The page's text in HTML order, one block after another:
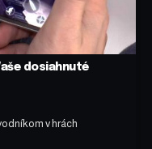
dosiahnuté
v hrách